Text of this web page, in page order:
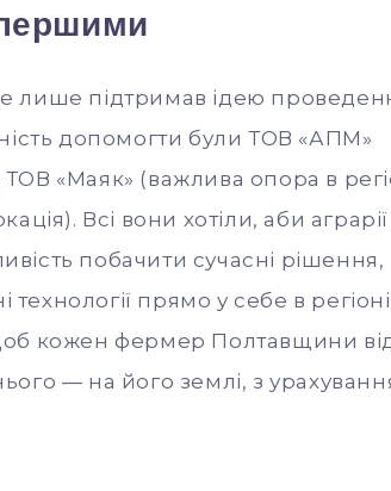
лише підтримав ідею
допомогти були ТОВ «АПМ»
«Маяк» (важлива опора в
Всі вони хотіли, аби аграрії
побачити сучасні рішення,
технології прямо у себе в
кожен фермер Полтавщини
— на його землі, з